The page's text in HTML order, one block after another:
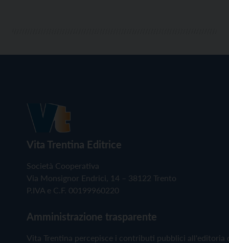
Vita Trentina Editrice
Società Cooperativa
Via Monsignor Endrici, 14 – 38122 Trento
P.IVA e C.F. 00199960220
Amministrazione trasparente
Vita Trentina percepisce i contributi pubblici all'editoria